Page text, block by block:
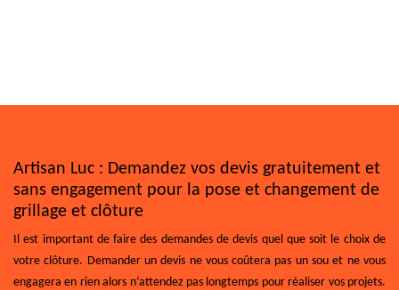
Artisan Luc : Demandez vos devis gratuitement et
sans engagement pour la pose et changement de
grillage et clôture
Il est important de faire des demandes de devis quel que soit le choix de
votre clôture. Demander un devis ne vous coûtera pas un sou et ne vous
engagera en rien alors n’attendez pas longtemps pour réaliser vos projets.